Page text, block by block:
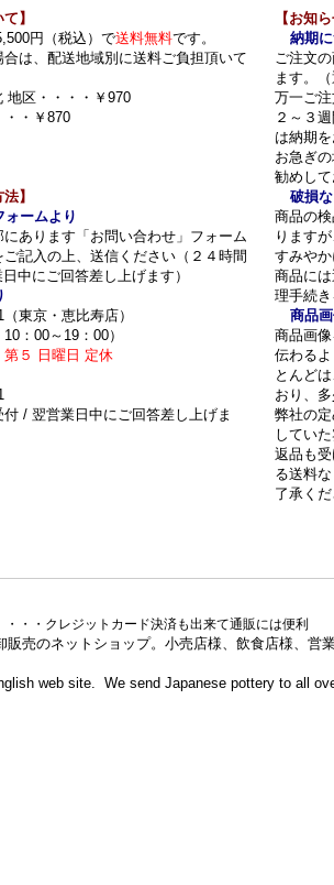
】
円（税込）で送料無料です。
合は、配送地域別に送料ご負担頂いて
地区・・・・￥970
・・￥870
】
ォームより
あります「お問い合わせ」フォーム
ご記入の上、送信ください（２４時間
中にご回答差し上げます）
東京・恵比寿店）
10：00～19：00）
第５ 日曜日 定休
付 / 翌営業日中にご回答差し上げま
【お知
納期
ご注文
ます。
万一ご
２～３
は納期
お急ぎ
勧めし
破損
商品の
ります
すみや
商品に
理手続
商品
商品画
伝わる
とんど
おり、
弊社の
してい
返品も
る送料
了承く
・・・クレジットカード決済も出来て通販には便利
販売のネットショップ。小売店様、飲食店様、営
web site. We send Japanese pottery to all